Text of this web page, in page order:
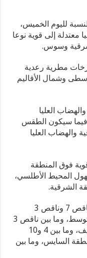
لليوم الخميس،
إلى قوية نوعا
وسوس.
مطرية رعدية
وشمال الأقاليم
العليا
يتعدى علوها 1700 متر، فيما سيكون الطقس
والهضاب العليا
فوق المنطقة
المحيط الأطلسي،
الشرقية.
وستتراوح درجات الحرارة الدنيا ما بين ناقص 7 وناقص 3
درجات بمرتفعات الأطلسين الكبير والمتوسط، وما بين ناقص 3
و4 درجات بالهضاب العليا الشرقية والريف، وما بين 4 و10
السايس، وما بين